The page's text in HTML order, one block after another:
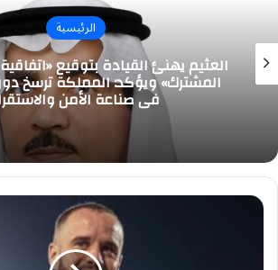
الرئيسية
العثيم يهنئ القيادة بتوقيع
المشترك» ويؤكد: المملكة ترسخ
في صناعة الأمن
الرياض